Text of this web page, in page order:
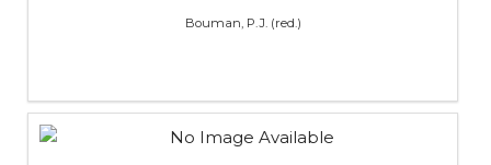
Bouman, P.J. (red.)